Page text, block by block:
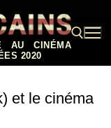
AU CINÉMA
2020
et le cinéma